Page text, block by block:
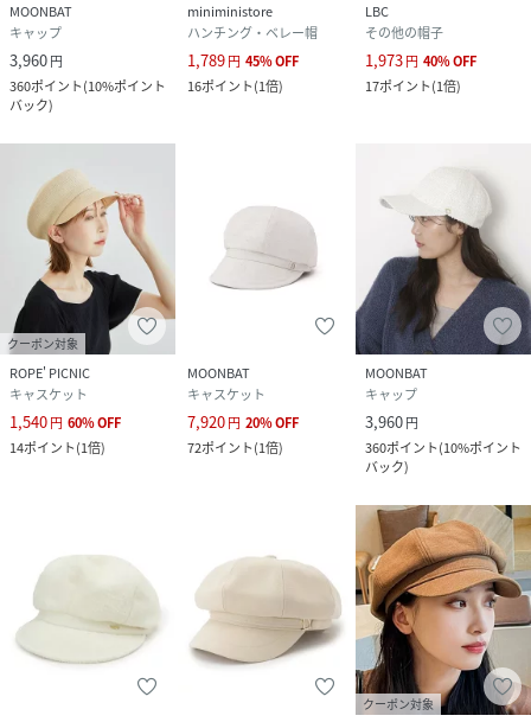
MOONBAT
キャップ
3,960円
360ポイント(10%ポイント
バック)
miniministore
ハンチング・ベレー帽
1,789円 45%OFF
16ポイント(1倍)
LBC
その他の帽子
1,973円 40%OFF
17ポイント(1倍)
クーポン対象
ROPE' PICNIC
キャスケット
1,540円 60%OFF
14ポイント(1倍)
MOONBAT
キャスケット
7,920円 20%OFF
72ポイント(1倍)
MOONBAT
キャップ
3,960円
360ポイント(10%ポイント
バック)
クーポン対象